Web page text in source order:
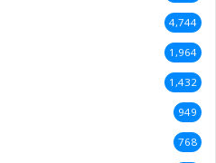
4,744
1,964
1,432
949
768